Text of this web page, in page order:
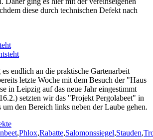
diese durch technischen Defekt nach
endlich an die praktische Gartenarbeit
letzte Woche mit dem Besuch der "Haus
in Leipzig auf das neue Jahr eingestimmt
setzten wir das "Projekt Pergolabeet" in
um den Bereich links neben der Laube gehen.
Stichworte
,Phlox,Rabatte,Salomonssiegel,Stauden,